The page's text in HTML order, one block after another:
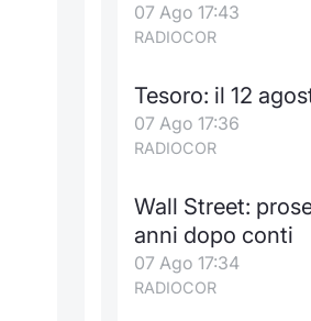
07 Ago 17:43
RADIOCOR
Tesoro: il 12
07 Ago 17:36
RADIOCOR
Wall Street:
anni dopo conti
07 Ago 17:34
RADIOCOR